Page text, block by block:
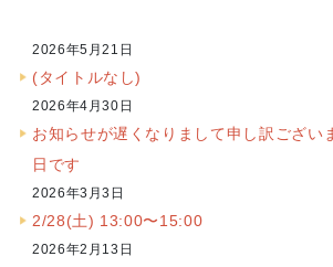
2026年5月21日
(タイトルなし)
2026年4月30日
お知らせが遅くなりまして申し訳ござい
日です
2026年3月3日
2/28(土) 13:00〜15:00
2026年2月13日